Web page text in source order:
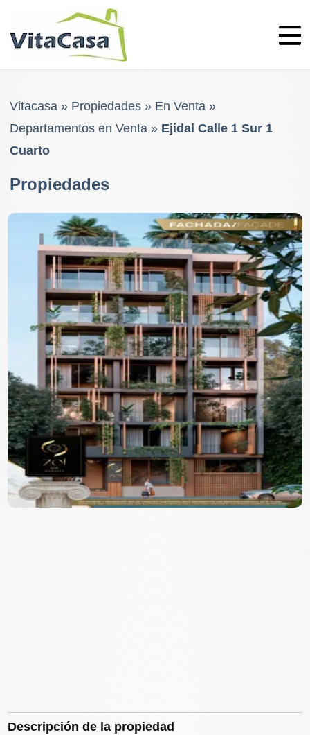
Vitacasa» Propiedades» En Venta»
Departamentos en Venta» Ejidal Calle 1 Sur 1
Cuarto
Propiedades
Descripción de la propiedad